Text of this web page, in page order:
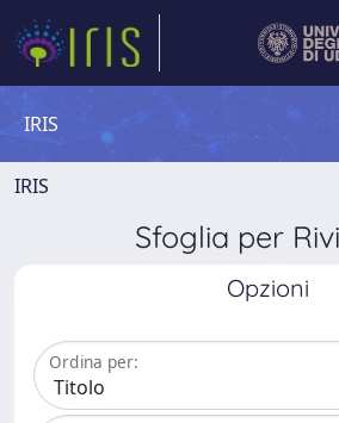
IRIS
IRIS
Sfoglia per
Opzioni
Ordina per: